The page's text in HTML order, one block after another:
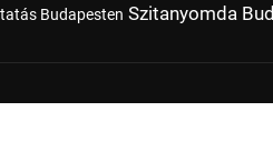
Budapesten Szitanyomda